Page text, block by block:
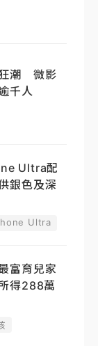
狂潮 微影
千人
Ultra配
銀色及深
Ultra
富育兒家
得288萬